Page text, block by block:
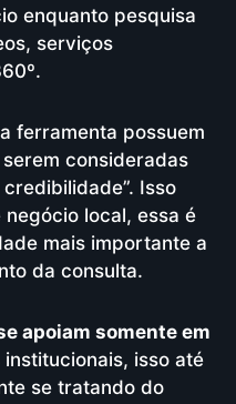
enquanto pesquisa
serviços
ferramenta possuem
consideradas
Isso
local, essa é
mais importante a
da consulta.
apoiam somente em
institucionais, isso até
se tratando do